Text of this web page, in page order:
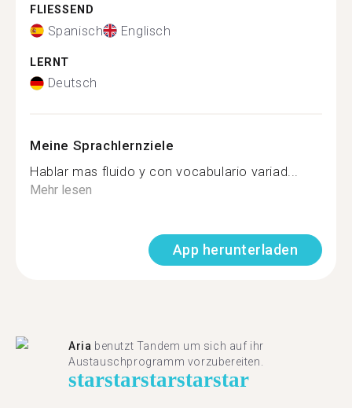
FLIESSEND
Spanisch Englisch
LERNT
Deutsch
Meine Sprachlernziele
Hablar mas fluido y con vocabulario variad...
Mehr lesen
App herunterladen
Aria benutzt Tandem um sich auf ihr
Austauschprogramm vorzubereiten.
starstarstarstarstar